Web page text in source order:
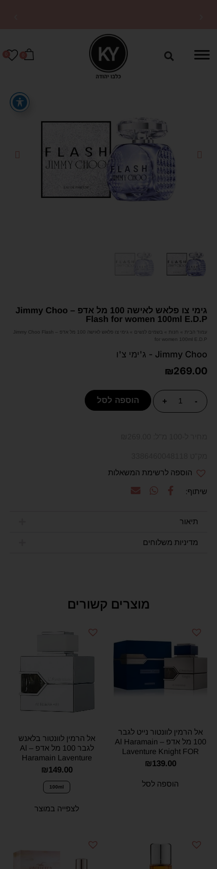
0
0
גימי צו פלאש לאישה 100 מל אדפ – Jimmy Choo
Flash for women 100ml E.D.P
עמוד הבית » חנות » בשמים לנשים »
גימי צו פלאש לאישה 100 מל אדפ – Jimmy Choo Flash
for women 100ml E.D.P
Jimmy Choo - ג'ימי צ'ו
₪269.00
-
+ הוספה לסל
הוספה לרשימת המשאלות
תיאור
מדיניות משלוחים
מוצרים קשורים
אל הרמין לוונטור נייט לגבר
100 מל אדפ – Al Haramain
Laventure Knight FOR
MAN 100ml E.D.P
₪139.00
הוספה לסל
אל הרמין לוונטור בלאנש
לגבר 100 מל אדפ – Al
Haramain Laventure
Blanche for men 100ml
₪149.00
100ml
לצפייה במוצר